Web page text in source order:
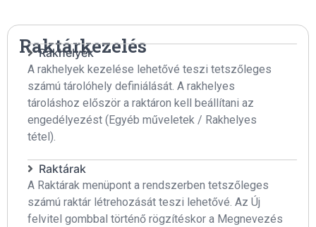
Raktárkezelés
Rakhelyek
A rakhelyek kezelése lehetővé teszi tetszőleges
számú tárolóhely definiálását. A rakhelyes
tároláshoz először a raktáron kell beállítani az
engedélyezést (Egyéb műveletek / Rakhelyes
tétel).
Raktárak
A Raktárak menüpont a rendszerben tetszőleges
számú raktár létrehozását teszi lehetővé. Az Új
felvitel gombbal történő rögzítéskor a Megnevezés